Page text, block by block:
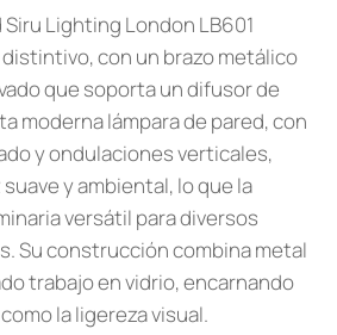
Lighting London LB601
con un brazo metálico
que soporta un difusor de
moderna lámpara de pared, con
y ondulaciones verticales,
y ambiental, lo que la
versátil para diversos
Su construcción combina metal
trabajo en vidrio, encarnando
la ligereza visual.